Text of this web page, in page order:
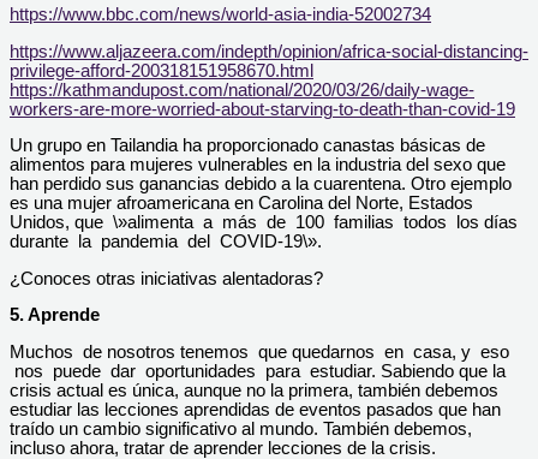
https://www.bbc.com/news/world-asia-india-52002734
https://www.aljazeera.com/indepth/opinion/africa-social-distancing-
privilege-afford-200318151958670.html
https://kathmandupost.com/national/2020/03/26/daily-wage-
workers-are-more-worried-about-starving-to-death-than-covid-19
Un grupo en Tailandia ha proporcionado canastas básicas de
alimentos para mujeres vulnerables en la industria del sexo que
han perdido sus ganancias debido a la cuarentena. Otro ejemplo
es una mujer afroamericana en Carolina del Norte, Estados
Unidos, que \»alimenta a más de 100 familias todos los días
durante la pandemia del COVID-19\».
¿Conoces otras iniciativas alentadoras?
5. Aprende
Muchos de nosotros tenemos que quedarnos en casa, y eso
nos puede dar oportunidades para estudiar. Sabiendo que la
crisis actual es única, aunque no la primera, también debemos
estudiar las lecciones aprendidas de eventos pasados que han
traído un cambio significativo al mundo. También debemos,
incluso ahora, tratar de aprender lecciones de la crisis.